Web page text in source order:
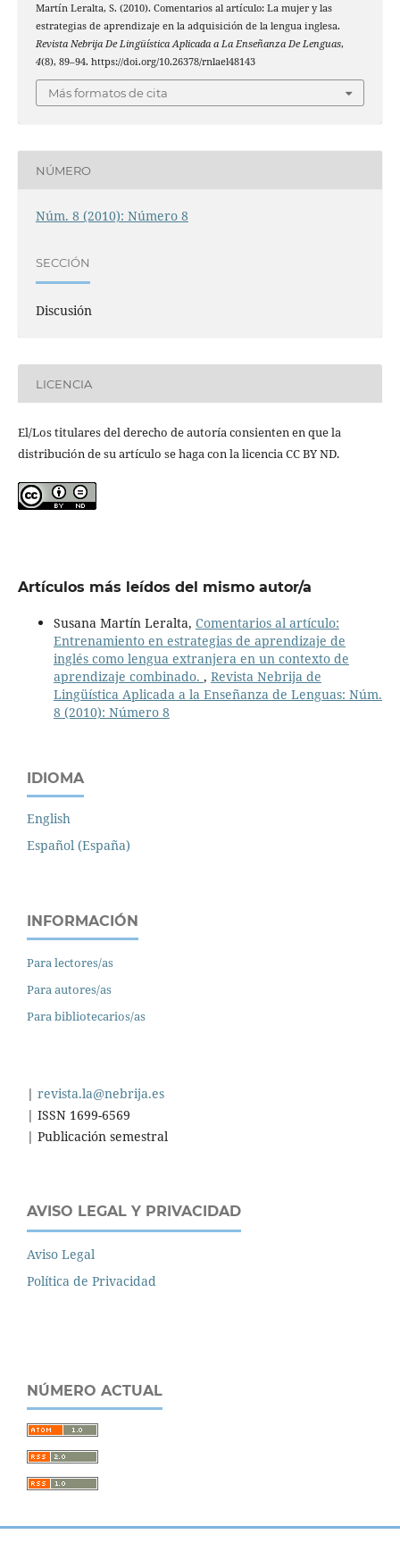
Martín Leralta, S. (2010). Comentarios al artículo: La mujer y las
estrategias de aprendizaje en la adquisición de la lengua inglesa.
Revista Nebrija De Lingüística Aplicada a La Enseñanza De Lenguas,
4(8), 89–94. https://doi.org/10.26378/rnlael48143
Más formatos de cita
NÚMERO
Núm. 8 (2010): Número 8
SECCIÓN
Discusión
LICENCIA
El/Los titulares del derecho de autoría consienten en que la
distribución de su artículo se haga con la licencia CC BY ND.
Artículos más leídos del mismo autor/a
Susana Martín Leralta, Comentarios al artículo:
Entrenamiento en estrategias de aprendizaje de
inglés como lengua extranjera en un contexto de
aprendizaje combinado. , Revista Nebrija de
Lingüística Aplicada a la Enseñanza de Lenguas: Núm.
8 (2010): Número 8
IDIOMA
English
Español (España)
INFORMACIÓN
Para lectores/as
Para autores/as
Para bibliotecarios/as
| revista.la@nebrija.es
| ISSN 1699-6569
| Publicación semestral
AVISO LEGAL Y PRIVACIDAD
Aviso Legal
Política de Privacidad
NÚMERO ACTUAL